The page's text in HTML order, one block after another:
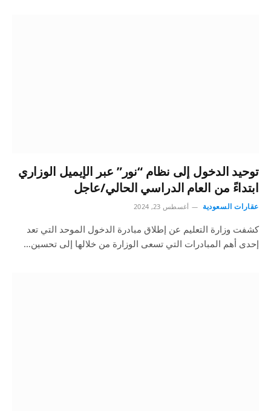
توحيد الدخول إلى نظام “نور” عبر الإيميل الوزاري
ابتداءً من العام الدراسي الحالي/عاجل
عقارات السعودية أغسطس 23, 2024
كشفت وزارة التعليم عن إطلاق مبادرة الدخول الموحد التي تعد
إحدى أهم المبادرات التي تسعى الوزارة من خلالها إلى تحسين…